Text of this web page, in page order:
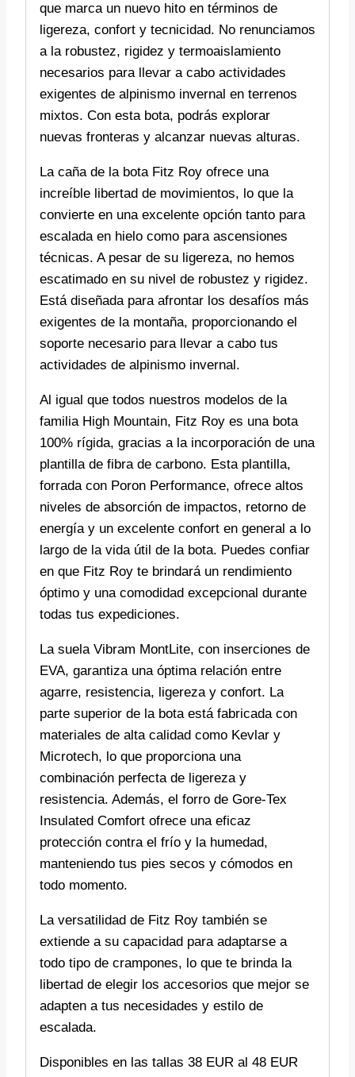
que marca un nuevo hito en términos de
ligereza, confort y tecnicidad. No renunciamos
a la robustez, rigidez y termoaislamiento
necesarios para llevar a cabo actividades
exigentes de alpinismo invernal en terrenos
mixtos. Con esta bota, podrás explorar
nuevas fronteras y alcanzar nuevas alturas.
La caña de la bota Fitz Roy ofrece una
increíble libertad de movimientos, lo que la
convierte en una excelente opción tanto para
escalada en hielo como para ascensiones
técnicas. A pesar de su ligereza, no hemos
escatimado en su nivel de robustez y rigidez.
Está diseñada para afrontar los desafíos más
exigentes de la montaña, proporcionando el
soporte necesario para llevar a cabo tus
actividades de alpinismo invernal.
Al igual que todos nuestros modelos de la
familia High Mountain, Fitz Roy es una bota
100% rígida, gracias a la incorporación de una
plantilla de fibra de carbono. Esta plantilla,
forrada con Poron Performance, ofrece altos
niveles de absorción de impactos, retorno de
energía y un excelente confort en general a lo
largo de la vida útil de la bota. Puedes confiar
en que Fitz Roy te brindará un rendimiento
óptimo y una comodidad excepcional durante
todas tus expediciones.
La suela Vibram MontLite, con inserciones de
EVA, garantiza una óptima relación entre
agarre, resistencia, ligereza y confort. La
parte superior de la bota está fabricada con
materiales de alta calidad como Kevlar y
Microtech, lo que proporciona una
combinación perfecta de ligereza y
resistencia. Además, el forro de Gore-Tex
Insulated Comfort ofrece una eficaz
protección contra el frío y la humedad,
manteniendo tus pies secos y cómodos en
todo momento.
La versatilidad de Fitz Roy también se
extiende a su capacidad para adaptarse a
todo tipo de crampones, lo que te brinda la
libertad de elegir los accesorios que mejor se
adapten a tus necesidades y estilo de
escalada.
Disponibles en las tallas 38 EUR al 48 EUR